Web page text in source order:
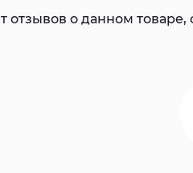
отзывов о данном товаре,